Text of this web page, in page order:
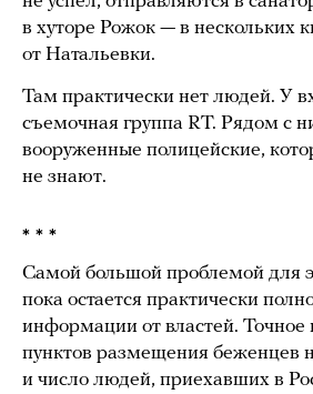
в хуторе Рожок — в нескольких
от Натальевки.
Там практически нет людей. У
съемочная группа RT. Рядом с
вооруженные полицейские,
не знают.
* * *
Самой большой проблемой для
пока остается практически
информации от властей. Точное
пунктов размещения беженцев
и число людей, приехавших в